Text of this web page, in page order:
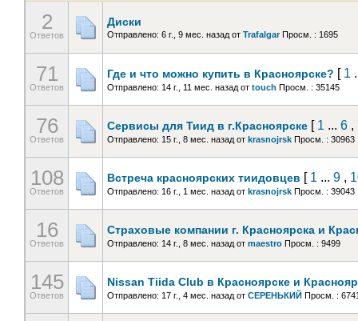
2
Ответов
Диски
Отправлено: 6 г., 9 мес. назад от Trafalgar Просм. : 1695
71
Ответов
Где и что можно купить в Красноярске? [ 1
Отправлено: 14 г., 11 мес. назад от touch Просм. : 35145
76
Ответов
Сервисы для Тиид в г.Красноярске [ 1 ... 6 ,
Отправлено: 15 г., 8 мес. назад от krasnojrsk Просм. : 30963
108
Ответов
Встреча красноярских тиидовцев [ 1 ... 9 ,
Отправлено: 16 г., 1 мес. назад от krasnojrsk Просм. : 39043
16
Ответов
Страховые компании г. Красноярска и
Отправлено: 14 г., 8 мес. назад от maestro Просм. : 9499
145
Ответов
Nissan Tiida Club в Красноярске и
Отправлено: 17 г., 4 мес. назад от СЕРЕНЬКИЙ Просм. :